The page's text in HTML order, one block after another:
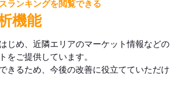
ランキングを閲覧できる
機能
じめ、近隣エリアのマーケット情報などの
をご提供しています。
きるため、今後の改善に役立てていただけ